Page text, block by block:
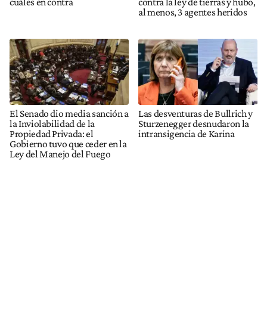
al menos, 3 agentes heridos
El Senado dio media sanción a
la Inviolabilidad de la
Propiedad Privada: el
Gobierno tuvo que ceder en la
Ley del Manejo del Fuego
Las desventuras de Bullrich y
Sturzenegger desnudaron la
intransigencia de Karina